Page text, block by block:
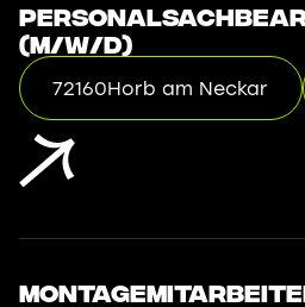
(m/w/d)
72160Horb am Neckar